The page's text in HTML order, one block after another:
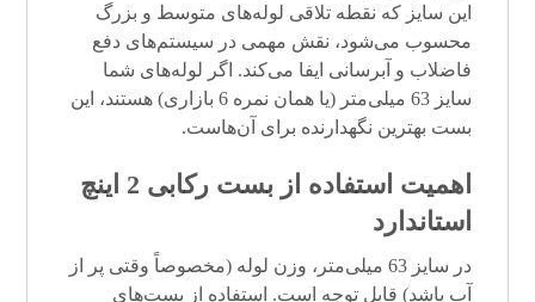
این سایز که نقطه تلاقی لوله‌های متوسط و بزرگ
محسوب می‌شود، نقش مهمی در سیستم‌های دفع
فاضلاب و آبرسانی ایفا می‌کند. اگر لوله‌های شما
سایز 63 میلی‌متر (یا همان نمره 6 بازاری) هستند، این
بست بهترین نگهدارنده برای آن‌هاست.
اهمیت استفاده از بست رکابی 2 اینچ
استاندارد
در سایز 63 میلی‌متر، وزن لوله (مخصوصاً وقتی پر از
آب باشد) قابل توجه است. استفاده از بست‌های